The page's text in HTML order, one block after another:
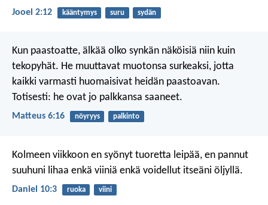
Jooel 2:12 kääntymys suru sydän
Kun paastoatte, älkää olko synkän näköisiä niin kuin
tekopyhät. He muuttavat muotonsa surkeaksi, jotta
kaikki varmasti huomaisivat heidän paastoavan.
Totisesti: he ovat jo palkkansa saaneet.
Matteus 6:16 nöyryys palkinto
Kolmeen viikkoon en syönyt tuoretta leipää, en pannut
suuhuni lihaa enkä viiniä enkä voidellut itseäni öljyllä.
Daniel 10:3 ruoka viini